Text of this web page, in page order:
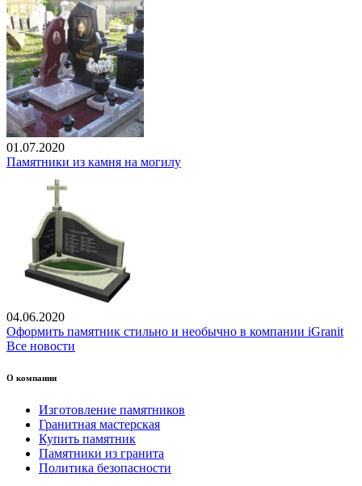
01.07.2020
Памятники из камня на могилу
04.06.2020
Оформить памятник стильно и необычно в компании iGranit
Все новости
О компании
Изготовление памятников
Гранитная мастерская
Купить памятник
Памятники из гранита
Политика безопасности